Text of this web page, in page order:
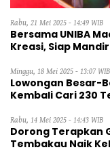
Rabu, 21 Mei 2025 - 14:49 WIB
Bersama UNIBA
Kreasi, Siap
Minggu, 18 Mei 2025 - 13:07 WIB
Lowongan Besar-
Kembali Cari 230
Rabu, 14 Mei 2025 - 14:43 WIB
Dorong Terapkan
Tembakau Naik